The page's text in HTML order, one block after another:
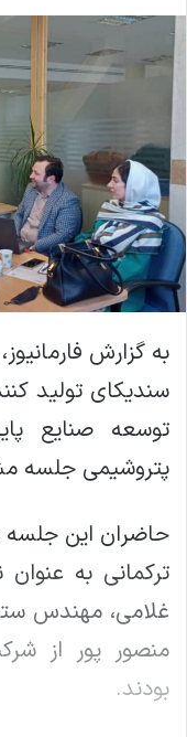
ل
ی
سندیکای تولید
توسعه صنایع
پتروشیمی جلسه
حاضران این جلسه
ترکمانی به
غلامی، مهندس
منصور پور از
بودند.